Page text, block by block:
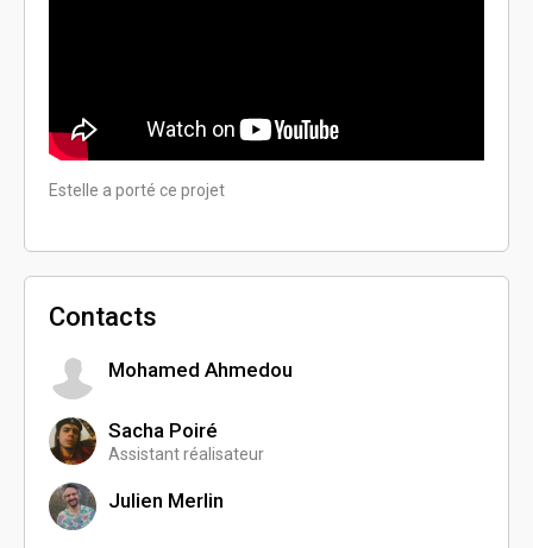
Estelle a porté ce projet
Contacts
Mohamed Ahmedou
Sacha Poiré
Assistant réalisateur
Julien Merlin